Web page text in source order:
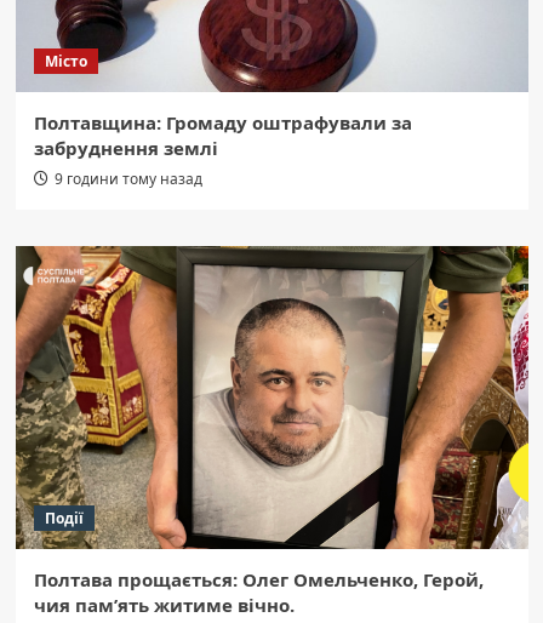
Місто
Полтавщина: Громаду оштрафували за
забруднення землі
9 години тому назад
Події
Полтава прощається: Олег Омельченко, Герой,
чия пам’ять житиме вічно.